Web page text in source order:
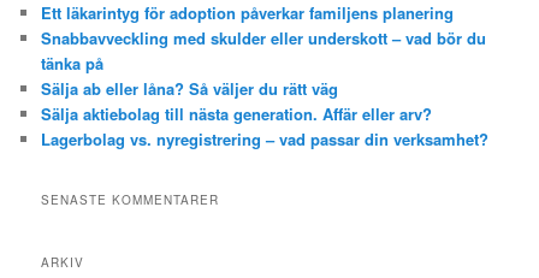
Ett läkarintyg för adoption påverkar familjens planering
Snabbavveckling med skulder eller underskott – vad bör du
tänka på
Sälja ab eller låna? Så väljer du rätt väg
Sälja aktiebolag till nästa generation. Affär eller arv?
Lagerbolag vs. nyregistrering – vad passar din verksamhet?
SENASTE KOMMENTARER
ARKIV